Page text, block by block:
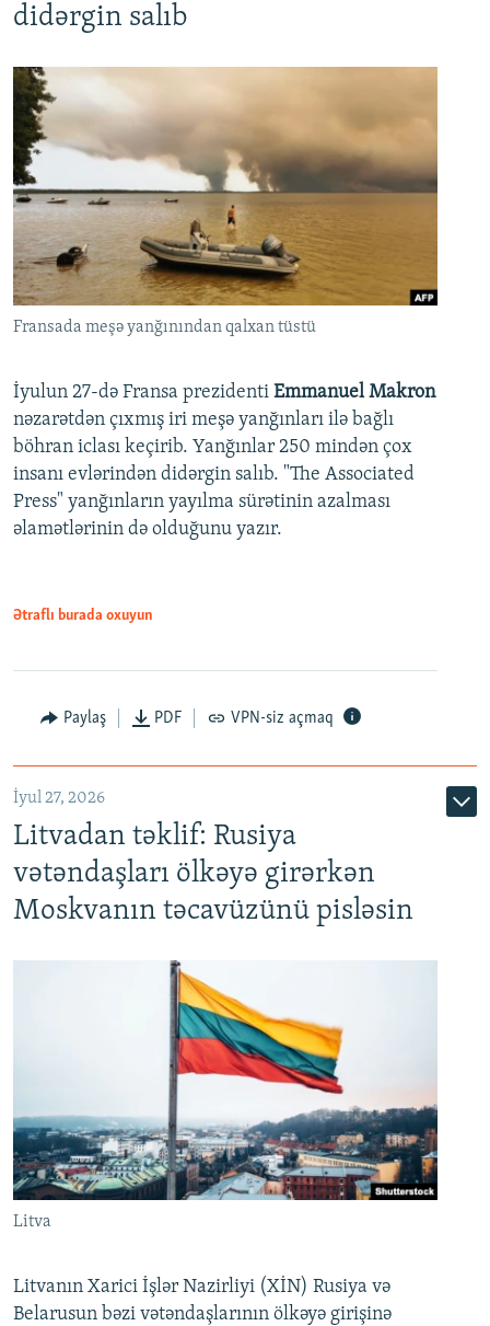
didərgin salıb
Fransada meşə yanğınından qalxan tüstü
İyulun 27-də Fransa prezidenti Emmanuel Makron
nəzarətdən çıxmış iri meşə yanğınları ilə bağlı
böhran iclası keçirib. Yanğınlar 250 mindən çox
insanı evlərindən didərgin salıb. "The Associated
Press" yanğınların yayılma sürətinin azalması
əlamətlərinin də olduğunu yazır.
Ətraflı burada oxuyun
Paylaş PDF VPN-siz açmaq
İyul 27, 2026
Litvadan təklif: Rusiya
vətəndaşları ölkəyə girərkən
Moskvanın təcavüzünü pisləsin
Litva
Litvanın Xarici İşlər Nazirliyi (XİN) Rusiya və
Belarusun bəzi vətəndaşlarının ölkəyə girişinə